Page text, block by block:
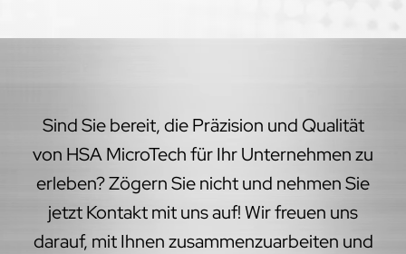
Sind Sie bereit, die Präzision und Qualität
von HSA MicroTech für Ihr Unternehmen zu
erleben? Zögern Sie nicht und nehmen Sie
jetzt Kontakt mit uns auf! Wir freuen uns
darauf, mit Ihnen zusammenzuarbeiten und